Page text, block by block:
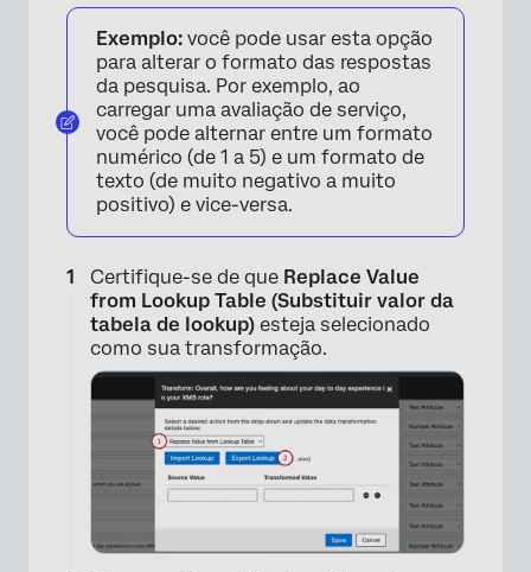
Exemplo: você pode usar esta opção
para alterar o formato das respostas
da pesquisa. Por exemplo, ao
carregar uma avaliação de serviço,
você pode alternar entre um formato
numérico (de 1 a 5) e um formato de
texto (de muito negativo a muito
positivo) e vice-versa.
Certifique-se de que Replace Value
from Lookup Table (Substituir valor da
tabela de lookup) esteja selecionado
como sua transformação.